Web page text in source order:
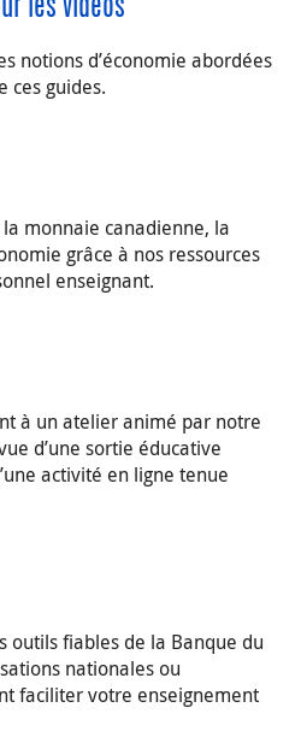
les vidéos
notions d’économie abordées
ces guides.
monnaie canadienne, la
grâce à nos ressources
enseignant.
à un atelier animé par notre
d’une sortie éducative
activité en ligne tenue
outils fiables de la Banque du
nationales ou
faciliter votre enseignement